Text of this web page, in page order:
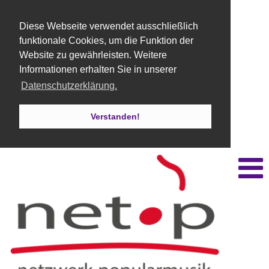
Diese Webseite verwendet ausschließlich
funktionale Cookies, um die Funktion der
Website zu gewährleisten. Weitere
Informationen erhalten Sie in unserer
Datenschutzerklärung.
Verstanden!